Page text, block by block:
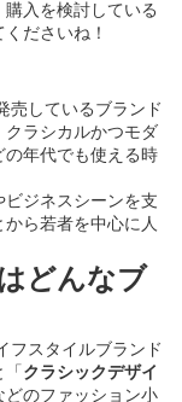
入を検討している
ださいね！
売しているブランド
ラシカルかつモダ
の年代でも使える時
ジネスシーンを支
ら若者を中心に人
どんなブ
フスタイルブランド
「クラシックデザイ
どのファッション小